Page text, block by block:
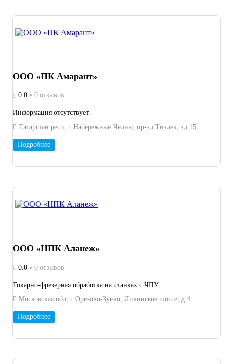
ООО «ПК Амарант»
0.0 0 отзывов
Информация отсутствует.
Татарстан респ, г Набережные Челны, пр-зд Тизлек, зд 15
Подробнее
ООО «НПК Аланеж»
0.0 0 отзывов
Токарно-фрезерная обработка на станках с ЧПУ.
Московская обл, г Орехово-Зуево, Ликинское шоссе, д 4
Подробнее